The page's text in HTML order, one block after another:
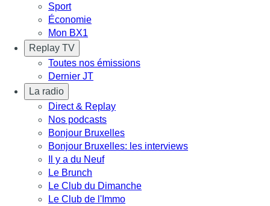
Sport
Économie
Mon BX1
Replay TV
Toutes nos émissions
Dernier JT
La radio
Direct & Replay
Nos podcasts
Bonjour Bruxelles
Bonjour Bruxelles: les interviews
Il y a du Neuf
Le Brunch
Le Club du Dimanche
Le Club de l'Immo